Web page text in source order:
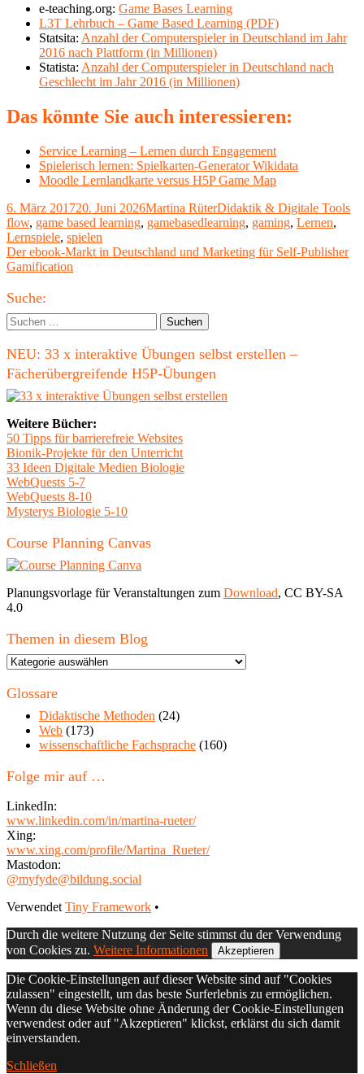
e-teaching.org: Game Bases Learning
L3T Lehrbuch – Game Based Learning (PDF)
Statsita: Anzahl der Computerspieler in Deutschland im Jahr
2016 nach Plattform (in Millionen)
Statista: Anzahl der Computerspieler in Deutschland nach
Geschlecht im Jahr 2016 (in Millionen)
Das könnte Sie auch interessieren:
Service Learning – Lernen durch Engagement
Spielerisch lernen: Spielkarten-Generator Wikidata
Moodle Lernlandkarte versus H5P Game Map
Veröffentlicht
am
6. März 201720. Juni 2026Autor
Martina RüterKategorien
Didaktik & Digitale Tools
flow, game based learning, gamebasedlearning, gaming, Lernen,
Lernspiele, spielen
Beitragsnavigation
Vorheriger
Beitrag:
Der ebook-Markt in Deutschland und Marketing für Self-Publisher
Nächster
Gamification
Haupt-
Seitenleiste
Suche:
Suchen
nach:
NEU: 33 x interaktive Übungen selbst erstellen –
Fächerübergreifende H5P-Übungen
Weitere Bücher:
50 Tipps für barrierefreie Websites
Bionik-Projekte für den Unterricht
33 Ideen Digitale Medien Biologie
WebQuests 5-7
WebQuests 8-10
Mysterys Biologie 5-10
Course Planning Canvas
Planungsvorlage für Veranstaltungen zum Download, CC BY-SA
4.0
Themen in diesem Blog
Themen
diesem
Glossare
Didaktische Methoden (24)
Web (173)
wissenschaftliche Fachsprache (160)
Folge mir auf …
LinkedIn:
www.linkedin.com/in/martina-rueter/
Xing:
www.xing.com/profile/Martina_Rueter/
Mastodon:
@myfyde@bildung.social
Footer
Inhalt
Verwendet Tiny Framework •
Durch die weitere Nutzung der Seite stimmst du der Verwendung
von Cookies zu. Weitere Informationen Akzeptieren
Die Cookie-Einstellungen auf dieser Website sind auf "Cookies
zulassen" eingestellt, um das beste Surferlebnis zu ermöglichen.
Wenn du diese Website ohne Änderung der Cookie-Einstellungen
verwendest oder auf "Akzeptieren" klickst, erklärst du sich damit
einverstanden.
Schließen